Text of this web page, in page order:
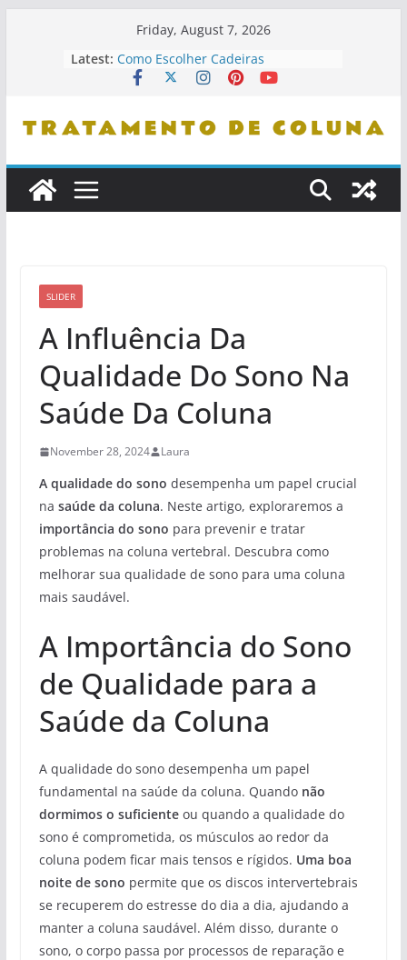
Friday, August 7, 2026
Latest: Como Escolher Cadeiras
Ergonômicas
Dicas De Leitura Para Entender
Como Se Levantar Corretamente Da
SLIDER
A Influência Da
Qualidade Do Sono Na
Saúde Da Coluna
November 28, 2024 Laura
A qualidade do sono desempenha um papel crucial
na saúde da coluna. Neste artigo, exploraremos a
importância do sono para prevenir e tratar
problemas na coluna vertebral. Descubra como
melhorar sua qualidade de sono para uma coluna
mais saudável.
A Importância do Sono
de Qualidade para a
Saúde da Coluna
A qualidade do sono desempenha um papel
fundamental na saúde da coluna. Quando não
dormimos o suficienteou quando a qualidade do
sono é comprometida, os músculos ao redor da
coluna podem ficar mais tensos e rígidos. Uma boa
noite de sono permite que os discos intervertebrais
se recuperem do estresse do dia a dia, ajudando a
manter a coluna saudável. Além disso, durante o
sono, o corpo passa por processos de reparação e